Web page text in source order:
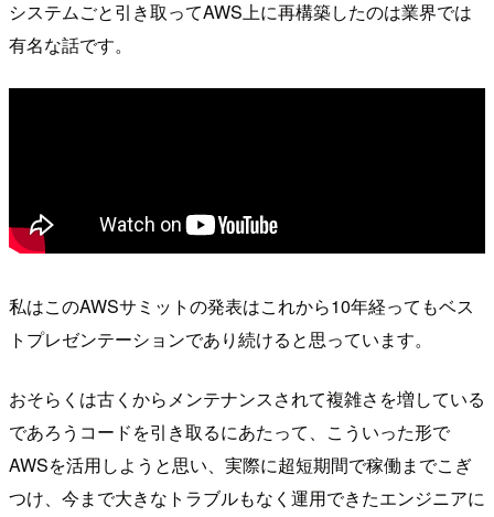
システムごと引き取ってAWS上に再構築したのは業界では
有名な話です。
私はこのAWSサミットの発表はこれから10年経ってもベス
トプレゼンテーションであり続けると思っています。
おそらくは古くからメンテナンスされて複雑さを増している
であろうコードを引き取るにあたって、こういった形で
AWSを活用しようと思い、実際に超短期間で稼働までこぎ
つけ、今まで大きなトラブルもなく運用できたエンジニアに